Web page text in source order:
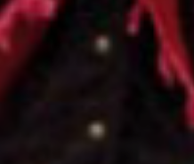
UDRŽITELNOST
ÚJEZDSKÉ JEDNOSMĚRKY